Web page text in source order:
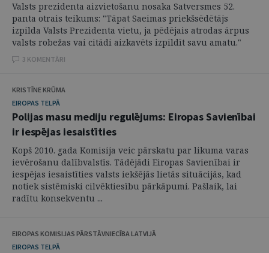
Valsts prezidenta aizvietošanu nosaka Satversmes 52.
panta otrais teikums: "Tāpat Saeimas priekšsēdētājs
izpilda Valsts Prezidenta vietu, ja pēdējais atrodas ārpus
valsts robežas vai citādi aizkavēts izpildīt savu amatu."
3 KOMENTĀRI
KRISTĪNE KRŪMA
EIROPAS TELPĀ
Polijas masu mediju regulējums: Eiropas Savienībai
ir iespējas iesaistīties
Kopš 2010. gada Komisija veic pārskatu par likuma varas
ievērošanu dalībvalstīs. Tādējādi Eiropas Savienībai ir
iespējas iesaistīties valsts iekšējās lietās situācijās, kad
notiek sistēmiski cilvēktiesību pārkāpumi. Pašlaik, lai
radītu konsekventu ...
EIROPAS KOMISIJAS PĀRSTĀVNIECĪBA LATVIJĀ
EIROPAS TELPĀ